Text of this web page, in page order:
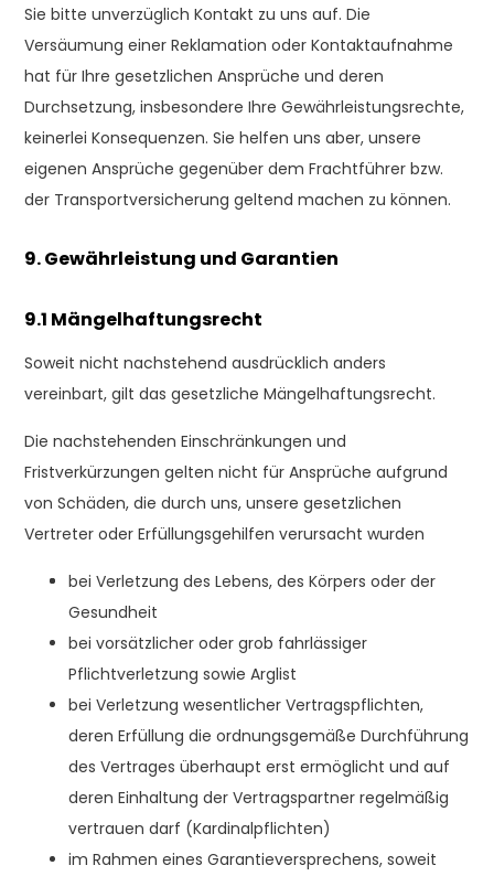
Sie bitte unverzüglich Kontakt zu uns auf. Die
Versäumung einer Reklamation oder Kontaktaufnahme
hat für Ihre gesetzlichen Ansprüche und deren
Durchsetzung, insbesondere Ihre Gewährleistungsrechte,
keinerlei Konsequenzen. Sie helfen uns aber, unsere
eigenen Ansprüche gegenüber dem Frachtführer bzw.
der Transportversicherung geltend machen zu können.
9. Gewährleistung und Garantien
9.1 Mängelhaftungsrecht
Soweit nicht nachstehend ausdrücklich anders
vereinbart, gilt das gesetzliche Mängelhaftungsrecht.
Die nachstehenden Einschränkungen und
Fristverkürzungen gelten nicht für Ansprüche aufgrund
von Schäden, die durch uns, unsere gesetzlichen
Vertreter oder Erfüllungsgehilfen verursacht wurden
bei Verletzung des Lebens, des Körpers oder der
Gesundheit
bei vorsätzlicher oder grob fahrlässiger
Pflichtverletzung sowie Arglist
bei Verletzung wesentlicher Vertragspflichten,
deren Erfüllung die ordnungsgemäße Durchführung
des Vertrages überhaupt erst ermöglicht und auf
deren Einhaltung der Vertragspartner regelmäßig
vertrauen darf (Kardinalpflichten)
im Rahmen eines Garantieversprechens, soweit